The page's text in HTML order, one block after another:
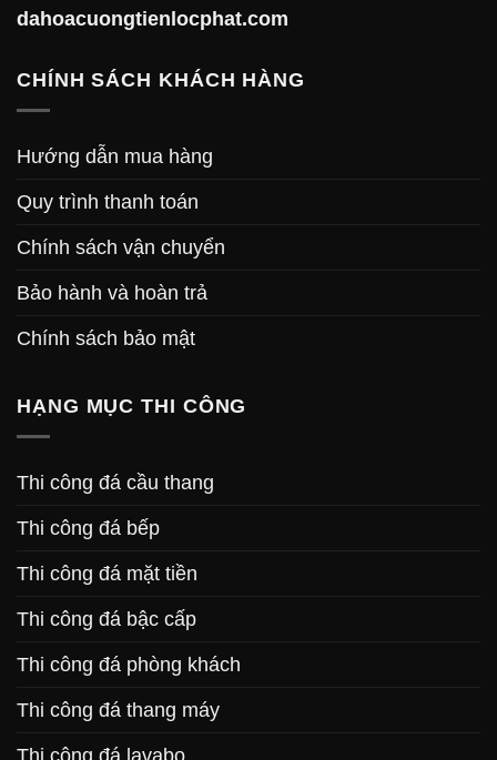
dahoacuongtienlocphat.com
CHÍNH SÁCH KHÁCH HÀNG
Hướng dẫn mua hàng
Quy trình thanh toán
Chính sách vận chuyển
Bảo hành và hoàn trả
Chính sách bảo mật
HẠNG MỤC THI CÔNG
Thi công đá cầu thang
Thi công đá bếp
Thi công đá mặt tiền
Thi công đá bậc cấp
Thi công đá phòng khách
Thi công đá thang máy
Thi công đá lavabo